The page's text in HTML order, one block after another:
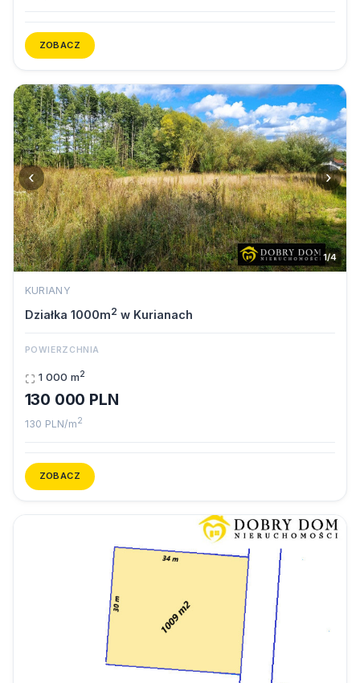
ZOBACZ
‹ ›
1/4
KURIANY
Działka 1000m2 w Kurianach
POWIERZCHNIA
1 000 m2
130 000 PLN
130 PLN/m2
ZOBACZ